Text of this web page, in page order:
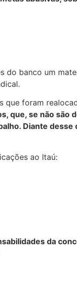
do banco um
que foram
que, se não são
Diante
ao Itaú:
da